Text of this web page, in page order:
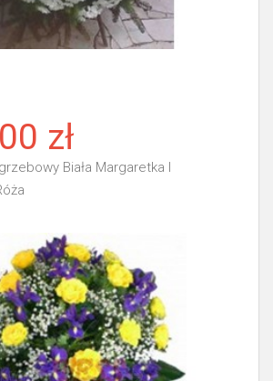
zł
Biała Margaretka I
Więcej